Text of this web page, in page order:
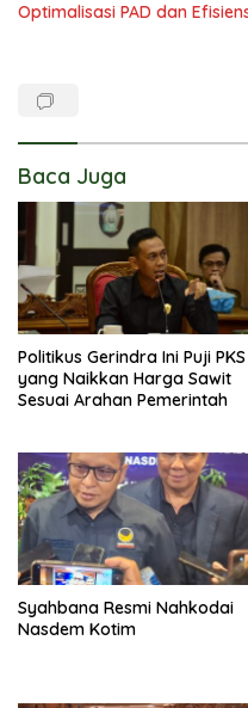
Optimalisasi PAD dan
Baca Juga
Politikus Gerindra Ini Puji PKS
yang Naikkan Harga Sawit
Sesuai Arahan Pemerintah
Syahbana Resmi Nahkodai
Nasdem Kotim